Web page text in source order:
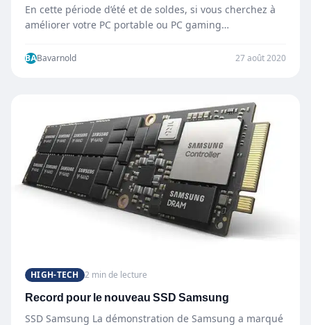
En cette période d’été et de soldes, si vous cherchez à
améliorer votre PC portable ou PC gaming…
BABavarnold 27 août 2020
HIGH-TECH 2 min de lecture
Record pour le nouveau SSD Samsung
SSD Samsung La démonstration de Samsung a marqué